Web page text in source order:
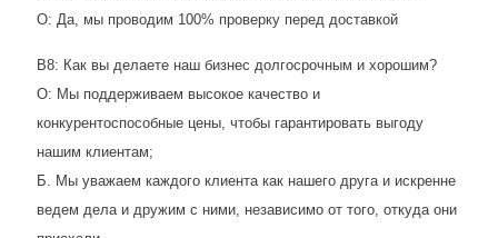
О: Да, мы проводим 100% проверку перед доставкой
В8: Как вы делаете наш бизнес долгосрочным и хорошим?
О: Мы поддерживаем высокое качество и
конкурентоспособные цены, чтобы гарантировать выгоду
нашим клиентам;
Б. Мы уважаем каждого клиента как нашего друга и искренне
ведем дела и дружим с ними, независимо от того, откуда они